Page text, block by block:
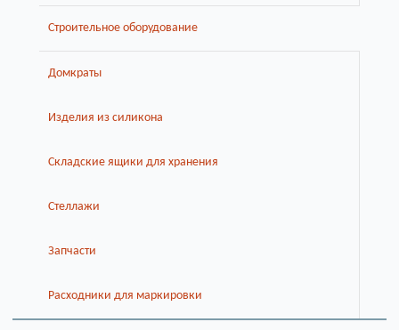
Строительное оборудование
Домкраты
Изделия из силикона
Складские ящики для хранения
Стеллажи
Запчасти
Расходники для маркировки